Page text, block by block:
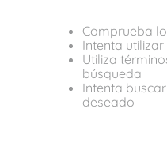
Comprueba
Intenta
Utiliza
búsqueda
Intenta
deseado